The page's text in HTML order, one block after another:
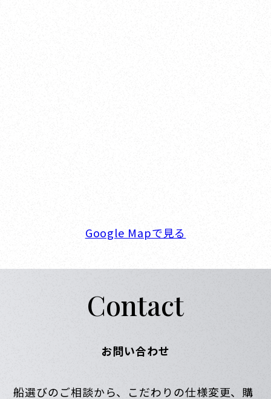
Google Mapで見る
Contact
お問い合わせ
船選びのご相談から、こだわりの仕様変更、購